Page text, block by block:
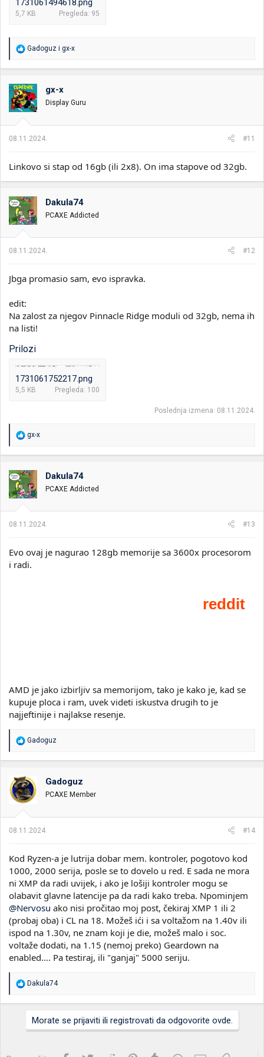
1731061494618.png
5,7 KB Pregleda: 95
R
a
o
v
a
n
:
Gadoguz i gx-x
gx-x
Display Guru
08.11.2024. #11
Linkovo si stap od 16gb (ili 2x8). On ima stapove od 32gb.
Dakula74
PCAXE Addicted
08.11.2024. #12
Jbga promasio sam, evo ispravka.
edit:
Na zalost za njegov Pinnacle Ridge moduli od 32gb, nema ih
na listi!
Prilozi
1731061752217.png
5,5 KB Pregleda: 100
Poslednja izmena: 08.11.2024.
R
o
a
n
:
gx-x
Dakula74
PCAXE Addicted
08.11.2024. #13
Evo ovaj je nagurao 128gb memorije sa 3600x procesorom
i radi.
AMD je jako izbirljiv sa memorijom, tako je kako je, kad se
kupuje ploca i ram, uvek videti iskustva drugih to je
najjeftinije i najlakse resenje.
R
a
o
v
a
:
Gadoguz
Gadoguz
PCAXE Member
08.11.2024. #14
Kod Ryzen-a je lutrija dobar mem. kontroler, pogotovo kod
1000, 2000 serija, posle se to dovelo u red. E sada ne mora
ni XMP da radi uvijek, i ako je lošiji kontroler mogu se
olabavit glavne latencije pa da radi kako treba. Npominjem
@Nervosu ako nisi pročitao moj post, čekiraj XMP 1 ili 2
(probaj oba) i CL na 18. Možeš ići i sa voltažom na 1.40v ili
ispod na 1.30v, ne znam koji je die, možeš malo i soc.
voltaže dodati, na 1.15 (nemoj preko) Geardown na
enabled.... Pa testiraj, ili "ganjaj" 5000 seriju.
R
v
Dakula74
Morate se prijaviti ili registrovati da odgovorite ovde.